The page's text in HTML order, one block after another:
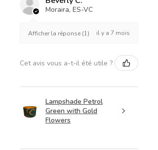
Moraira, ES-VC
Afficher la réponse (1) il y a 7 mois
Cet avis vous a-t-il été utile ?
Lampshade Petrol
Green with Gold
Flowers